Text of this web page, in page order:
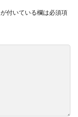
が付いている欄は必須項